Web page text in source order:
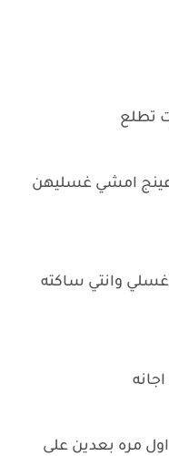
تطلع
امشي غسليهن
وانتي ساكته
مره بعدين على